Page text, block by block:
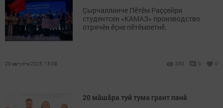
Çырчаллинче Пӗтӗм Раççейри
студентсен «КАМАЗ» производство
отрячӗн ӗçне пӗтӗмлетнӗ.
29 августа 2025, 15:09 353 0 0
20 мăшăра туй тума грант панă